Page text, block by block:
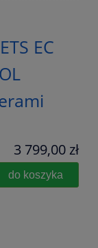
EC
3 799,00 zł
do koszyka